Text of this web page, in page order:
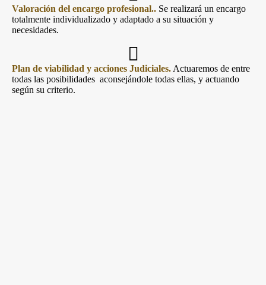
Valoración del encargo profesional.. Se realizará un encargo
totalmente individualizado y adaptado a su situación y
necesidades.
Plan de viabilidad y acciones Judiciales. Actuaremos de entre
todas las posibilidades aconsejándole todas ellas, y actuando
según su criterio.